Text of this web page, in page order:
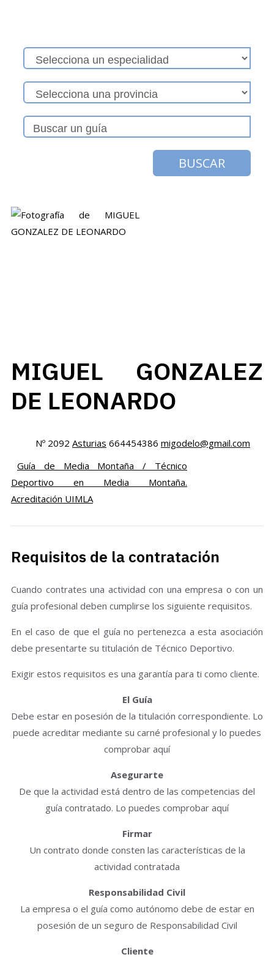
BUSCAR
MIGUEL GONZALEZ
DE LEONARDO
Nº 2092 Asturias 664454386 migodelo@gmail.com
Guía de Media Montaña / Técnico
Deportivo en Media Montaña.
Acreditación UIMLA
Requisitos de la contratación
Cuando contrates una actividad con una empresa o con un
guía profesional deben cumplirse los siguiente requisitos.
En el caso de que el guía no pertenezca a esta asociación
debe presentarte su titulación de Técnico Deportivo.
Exigir estos requisitos es una garantía para ti como cliente.
El Guía
Debe estar en posesión de la titulación correspondiente. Lo
puede acreditar mediante su carné profesional y lo puedes
comprobar aquí
Asegurarte
De que la actividad está dentro de las competencias del
guía contratado. Lo puedes comprobar aquí
Firmar
Un contrato donde consten las características de la
actividad contratada
Responsabilidad Civil
La empresa o el guía como autónomo debe de estar en
posesión de un seguro de Responsabilidad Civil
Cliente